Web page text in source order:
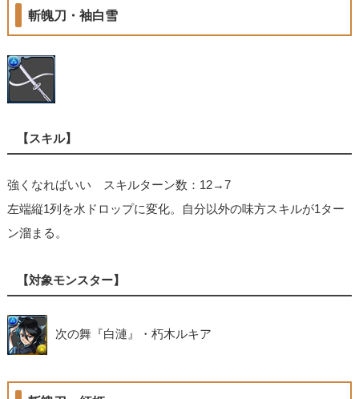
斬魄刀・袖白雪
【スキル】
強くなればいい スキルターン数：12→7
左端縦1列を水ドロップに変化。自分以外の味方スキルが1ター
ン溜まる。
【対象モンスター】
次の舞『白漣』・朽木ルキア